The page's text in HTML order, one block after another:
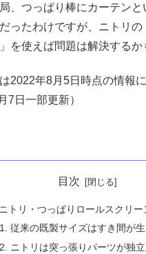
、つっぱり棒にカーテンと
ったわけですが、ニトリ
を使えば問題は解決するか
2022年8月5日時点の情報
7日一部更新）
目次
ニトリ・つっぱりロールスクリー
従来の既製サイズはすき間が
ニトリは突っ張りパーツが独